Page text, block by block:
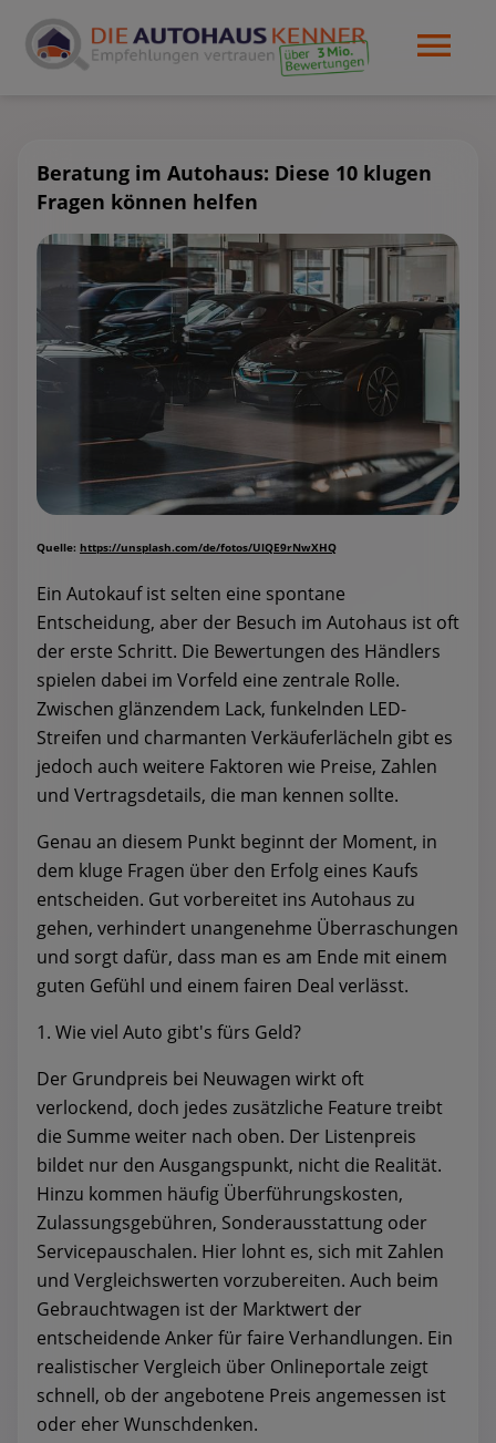
Beratung im Autohaus: Diese 10 klugen
Fragen können helfen
Quelle: https://unsplash.com/de/fotos/UlQE9rNwXHQ
Ein Autokauf ist selten eine spontane
Entscheidung, aber der Besuch im Autohaus ist oft
der erste Schritt. Die Bewertungen des Händlers
spielen dabei im Vorfeld eine zentrale Rolle.
Zwischen glänzendem Lack, funkelnden LED-
Streifen und charmanten Verkäuferlächeln gibt es
jedoch auch weitere Faktoren wie Preise, Zahlen
und Vertragsdetails, die man kennen sollte.
Genau an diesem Punkt beginnt der Moment, in
dem kluge Fragen über den Erfolg eines Kaufs
entscheiden. Gut vorbereitet ins Autohaus zu
gehen, verhindert unangenehme Überraschungen
und sorgt dafür, dass man es am Ende mit einem
guten Gefühl und einem fairen Deal verlässt.
1. Wie viel Auto gibt's fürs Geld?
Der Grundpreis bei Neuwagen wirkt oft
verlockend, doch jedes zusätzliche Feature treibt
die Summe weiter nach oben. Der Listenpreis
bildet nur den Ausgangspunkt, nicht die Realität.
Hinzu kommen häufig Überführungskosten,
Zulassungsgebühren, Sonderausstattung oder
Servicepauschalen. Hier lohnt es, sich mit Zahlen
und Vergleichswerten vorzubereiten. Auch beim
Gebrauchtwagen ist der Marktwert der
entscheidende Anker für faire Verhandlungen. Ein
realistischer Vergleich über Onlineportale zeigt
schnell, ob der angebotene Preis angemessen ist
oder eher Wunschdenken.